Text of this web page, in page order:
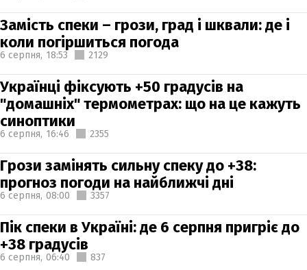
Замість спеки – грози, град і шквали: де і
коли погіршиться погода
6 серпня, 18:53 2129
Українці фіксують +50 градусів на
"домашніх" термометрах: що на це кажуть
синоптики
6 серпня, 16:46 2355
Грози замінять сильну спеку до +38:
прогноз погоди на найближчі дні
6 серпня, 08:00 3357
Пік спеки в Україні: де 6 серпня пригріє до
+38 градусів
6 серпня, 06:40 837